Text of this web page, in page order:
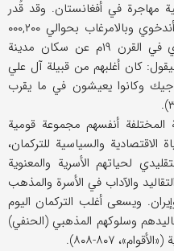
مهاجرة في أفغانستان. وقد قُدر
عدد أفرادها في المنطقة الواقعة بين أندخوي وبالامرغاب بحوالي ۰۰۰,۲۰۰
نسمة (EI۲,I / ۲۲۴). ويتحدث فامبري في القرن ۱۹م عن سكان مدينة
۱۵ ألف نسمة، فيقول: كان أغلبهم من قبيلة آل علي
وكانوا يعيشون في ما يقرب
المختلفة أنفسهم مجموعة قومية
الاقتصادية والسياسية للتركمان،
لحياتهم الأسرية والمعنوية
والآداب في الأسرة والمذهب
ويسعى أغلب التركمان اليوم
وسلوكهم المذهبي (الحنفي)
۸۰۷-۸۰۸).